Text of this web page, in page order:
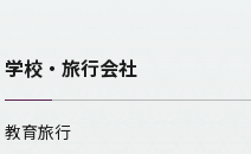
学校・旅行会社
教育旅行